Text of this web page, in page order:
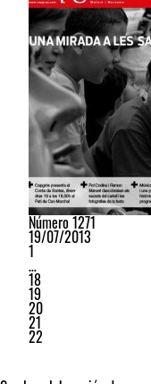
Número 1271
19/07/2013
1
…
18
19
20
21
22